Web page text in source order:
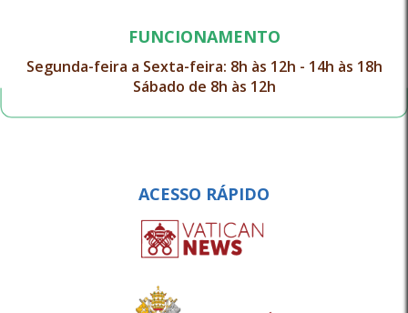
FUNCIONAMENTO
Segunda-feira a Sexta-feira: 8h às 12h - 14h às 18h
Sábado de 8h às 12h
ACESSO RÁPIDO